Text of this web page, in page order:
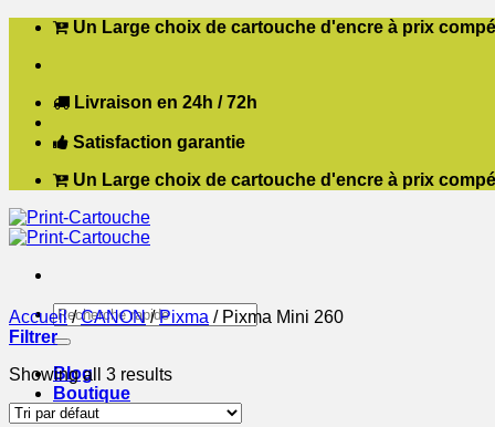
Passer
contenu
Un Large choix de cartouche d'encre à prix
Livraison en 24h / 72h
Satisfaction garantie
Un Large choix de cartouche d'encre à prix
Recherche
pour :
Blog
Boutique
Contact
Accueil / CANON / Pixma /Pixma Mini 260
Filtrer
Showing all 3 results